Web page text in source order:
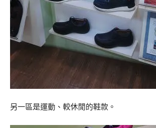
另一區是運動、較休閒的鞋款。